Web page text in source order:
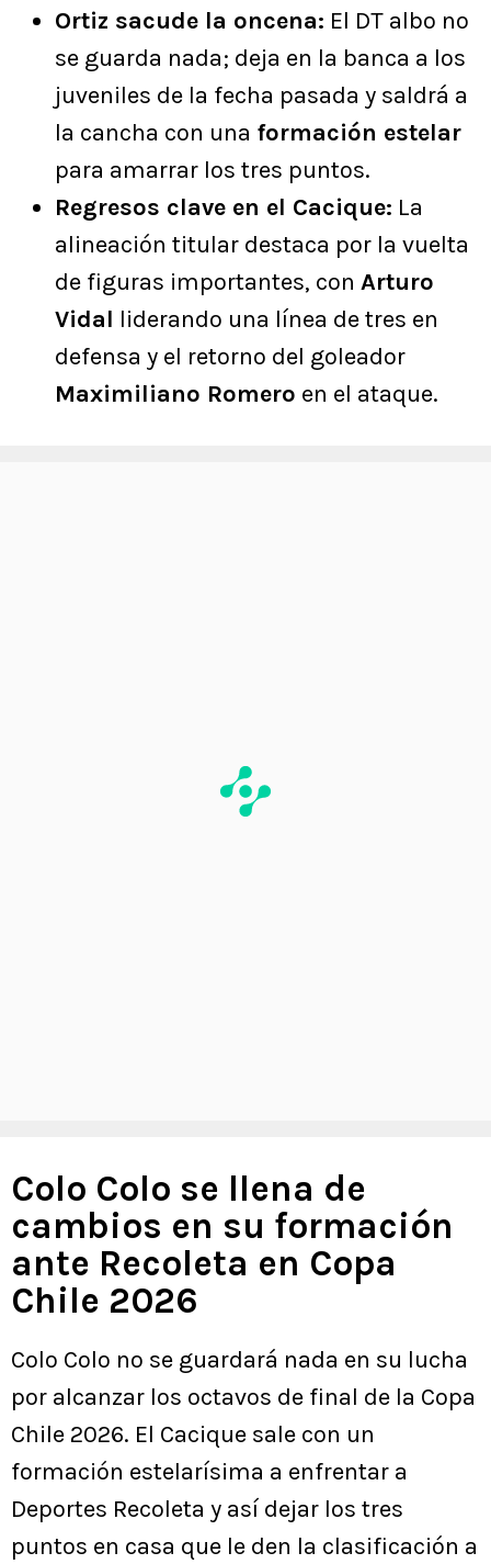
Ortiz sacude la oncena: El DT albo no
se guarda nada; deja en la banca a los
juveniles de la fecha pasada y saldrá a
la cancha con una formación estelar
para amarrar los tres puntos.
Regresos clave en el Cacique: La
alineación titular destaca por la vuelta
de figuras importantes, con Arturo
Vidal liderando una línea de tres en
defensa y el retorno del goleador
Maximiliano Romero en el ataque.
Colo Colo se llena de
cambios en su formación
ante Recoleta en Copa
Chile 2026
Colo Colo no se guardará nada en su lucha
por alcanzar los octavos de final de la Copa
Chile 2026. El Cacique sale con un
formación estelarísima a enfrentar a
Deportes Recoleta y así dejar los tres
puntos en casa que le den la clasificación a